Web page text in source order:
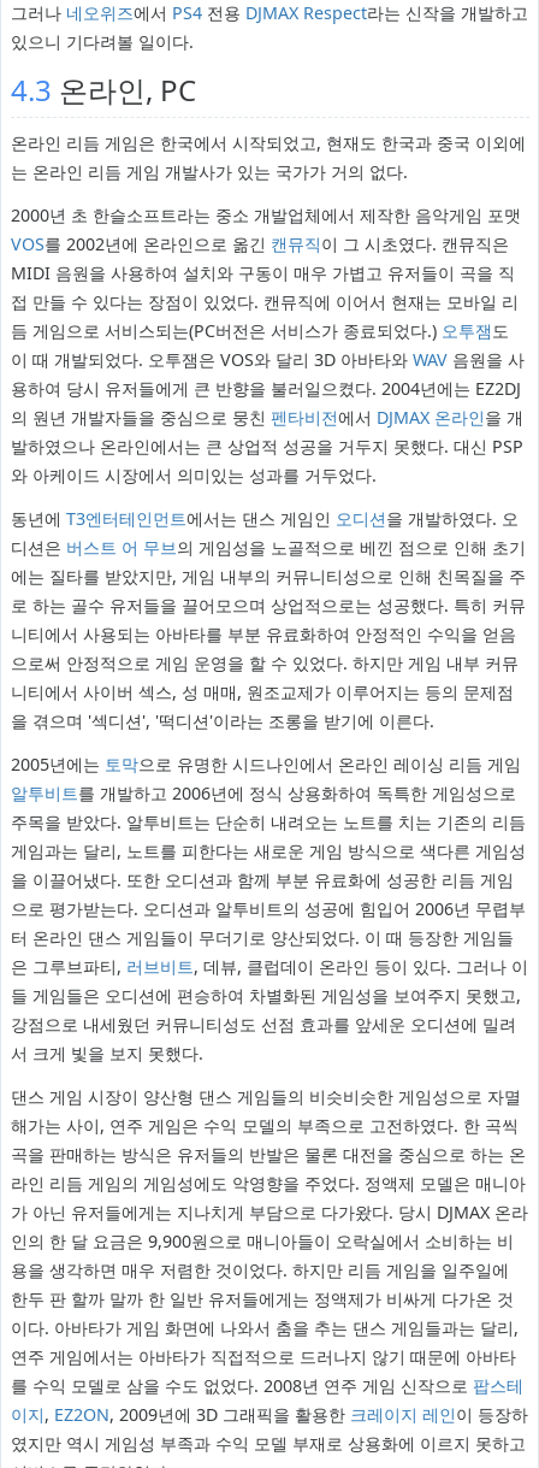
그러나 네오위즈에서 PS4전용 DJMAX Respect라는 신작을 개발하고
있으니 기다려볼 일이다.
4.3 온라인, PC
온라인 리듬 게임은 한국에서 시작되었고, 현재도 한국과 중국 이외에
는 온라인 리듬 게임 개발사가 있는 국가가 거의 없다.
2000년 초 한슬소프트라는 중소 개발업체에서 제작한 음악게임 포맷
VOS를 2002년에 온라인으로 옮긴 캔뮤직이 그 시초였다. 캔뮤직은
MIDI 음원을 사용하여 설치와 구동이 매우 가볍고 유저들이 곡을 직
접 만들 수 있다는 장점이 있었다. 캔뮤직에 이어서 현재는 모바일 리
듬 게임으로 서비스되는(PC버전은 서비스가 종료되었다.) 오투잼도
이 때 개발되었다. 오투잼은 VOS와 달리 3D 아바타와 WAV음원을 사
용하여 당시 유저들에게 큰 반향을 불러일으켰다. 2004년에는 EZ2DJ
의 원년 개발자들을 중심으로 뭉친 펜타비전에서 DJMAX 온라인을 개
발하였으나 온라인에서는 큰 상업적 성공을 거두지 못했다. 대신 PSP
와 아케이드 시장에서 의미있는 성과를 거두었다.
동년에 T3엔터테인먼트에서는 댄스 게임인 오디션을 개발하였다. 오
디션은 버스트 어 무브의 게임성을 노골적으로 베낀 점으로 인해 초기
에는 질타를 받았지만, 게임 내부의 커뮤니티성으로 인해 친목질을 주
로 하는 골수 유저들을 끌어모으며 상업적으로는 성공했다. 특히 커뮤
니티에서 사용되는 아바타를 부분 유료화하여 안정적인 수익을 얻음
으로써 안정적으로 게임 운영을 할 수 있었다. 하지만 게임 내부 커뮤
니티에서 사이버 섹스, 성 매매, 원조교제가 이루어지는 등의 문제점
을 겪으며 '섹디션', '떡디션'이라는 조롱을 받기에 이른다.
2005년에는 토막으로 유명한 시드나인에서 온라인 레이싱 리듬 게임
알투비트를 개발하고 2006년에 정식 상용화하여 독특한 게임성으로
주목을 받았다. 알투비트는 단순히 내려오는 노트를 치는 기존의 리듬
게임과는 달리, 노트를 피한다는 새로운 게임 방식으로 색다른 게임성
을 이끌어냈다. 또한 오디션과 함께 부분 유료화에 성공한 리듬 게임
으로 평가받는다. 오디션과 알투비트의 성공에 힘입어 2006년 무렵부
터 온라인 댄스 게임들이 무더기로 양산되었다. 이 때 등장한 게임들
은 그루브파티, 러브비트, 데뷰, 클럽데이 온라인 등이 있다. 그러나 이
들 게임들은 오디션에 편승하여 차별화된 게임성을 보여주지 못했고,
강점으로 내세웠던 커뮤니티성도 선점 효과를 앞세운 오디션에 밀려
서 크게 빛을 보지 못했다.
댄스 게임 시장이 양산형 댄스 게임들의 비슷비슷한 게임성으로 자멸
해가는 사이, 연주 게임은 수익 모델의 부족으로 고전하였다. 한 곡씩
곡을 판매하는 방식은 유저들의 반발은 물론 대전을 중심으로 하는 온
라인 리듬 게임의 게임성에도 악영향을 주었다. 정액제 모델은 매니아
가 아닌 유저들에게는 지나치게 부담으로 다가왔다. 당시 DJMAX 온라
인의 한 달 요금은 9,900원으로 매니아들이 오락실에서 소비하는 비
용을 생각하면 매우 저렴한 것이었다. 하지만 리듬 게임을 일주일에
한두 판 할까 말까 한 일반 유저들에게는 정액제가 비싸게 다가온 것
이다. 아바타가 게임 화면에 나와서 춤을 추는 댄스 게임들과는 달리,
연주 게임에서는 아바타가 직접적으로 드러나지 않기 때문에 아바타
를 수익 모델로 삼을 수도 없었다. 2008년 연주 게임 신작으로 팝스테
이지, EZ2ON, 2009년에 3D 그래픽을 활용한 크레이지 레인이 등장하
였지만 역시 게임성 부족과 수익 모델 부재로 상용화에 이르지 못하고